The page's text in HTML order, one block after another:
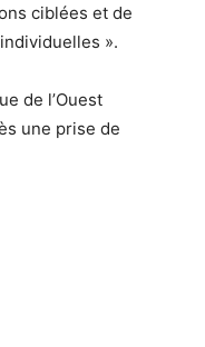
ciblées et de
».
de l’Ouest
une prise de